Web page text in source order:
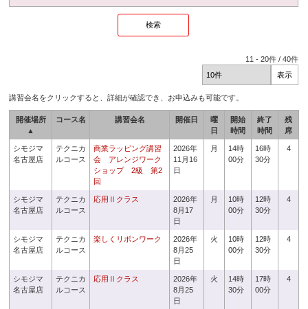
11 -20件 /40件
講習会名をクリックすると、詳細が確認でき、お申込みも可能です。
開催場所
▲
コース名 講習会名 開催日
曜
日
開始
時間
終了
時間
残
席
シモジマ
名古屋店
テクニカ
ルコース
商業ラッピング講習
会 アレンジワーク
ショップ 2級 第2
回
2026年
11月16
日
月
14時
00分
16時
30分
4
シモジマ
名古屋店
テクニカ
ルコース
応用Ⅱクラス
2026年
8月17
日
月
10時
00分
12時
30分
4
シモジマ
名古屋店
テクニカ
ルコース
楽しくリボンワーク
2026年
8月25
日
火
10時
00分
12時
30分
4
シモジマ
名古屋店
テクニカ
ルコース
応用Ⅱクラス
2026年
8月25
日
火
14時
30分
17時
00分
4